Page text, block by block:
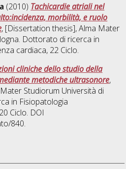
(2010) Tachicardie atriali nel
morbilità, e ruolo
, [Dissertation thesis], Alma Mater
Dottorato di ricerca in
cardiaca, 22 Ciclo.
cliniche dello studio della
metodiche ultrasonore,
Studiorum Università di
in Fisiopatologia
Ciclo. DOI
840.